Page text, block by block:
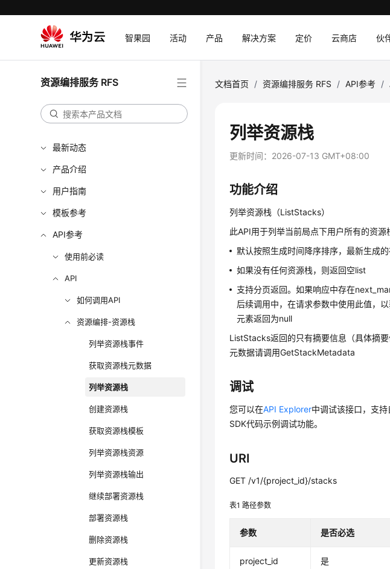
智果园 活动 产品 解决方案 定价 云商店 伙
资源编排服务 RFS
最新动态
产品介绍
用户指南
模板参考
API参考
使用前必读
API
如何调用API
资源编排-资源栈
列举资源栈事件
获取资源栈元数据
列举资源栈
创建资源栈
获取资源栈模板
列举资源栈资源
列举资源栈输出
继续部署资源栈
部署资源栈
删除资源栈
更新资源栈
文档首页 / 资源编排服务 RFS / API参考 /
列举资源栈
更新时间： 2026-07-13 GMT+08:00
功能介绍
列举资源栈（ListStacks）
此API用于列举当前局点下用户所有的资源
默认按照生成时间降序排序，最新生成
如果没有任何资源栈，则返回空list
支持分页返回。如果响应中存在
后续调用中，在请求参数中使用此值，
元素返回为null
ListStacks返回的只有摘要信息（具体摘
元数据请调用GetStackMetadata
调试
您可以在API Explorer中调试该接口，支
SDK代码示例调试功能。
URI
GET /v1/{project_id}/stacks
表1路径参数
参数 是否必选
project_id 是